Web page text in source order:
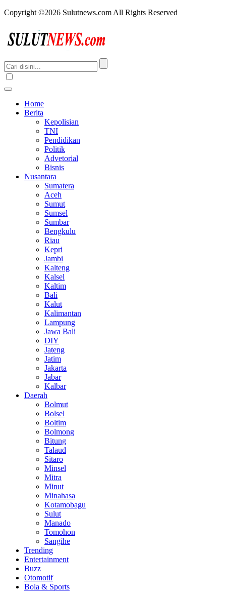
Copyright ©2026 Sulutnews.com All Rights Reserved
Home
Berita
Kepolisian
TNI
Pendidikan
Politik
Advetorial
Bisnis
Nusantara
Sumatera
Aceh
Sumut
Sumsel
Sumbar
Bengkulu
Riau
Kepri
Jambi
Kalteng
Kalsel
Kaltim
Bali
Kalut
Kalimantan
Lampung
Jawa Bali
DIY
Jateng
Jatim
Jakarta
Jabar
Kalbar
Daerah
Bolmut
Bolsel
Boltim
Bolmong
Bitung
Talaud
Sitaro
Minsel
Mitra
Minut
Minahasa
Kotamobagu
Sulut
Manado
Tomohon
Sangihe
Trending
Entertainment
Buzz
Otomotif
Bola & Sports